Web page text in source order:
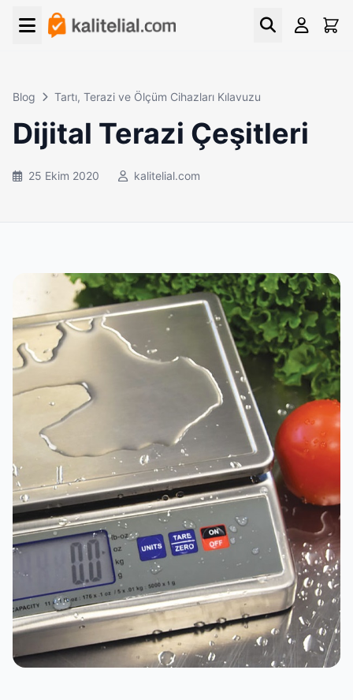
Blog Tartı, Terazi ve Ölçüm Cihazları Kılavuzu
Dijital Terazi Çeşitleri
25 Ekim 2020 kalitelial.com